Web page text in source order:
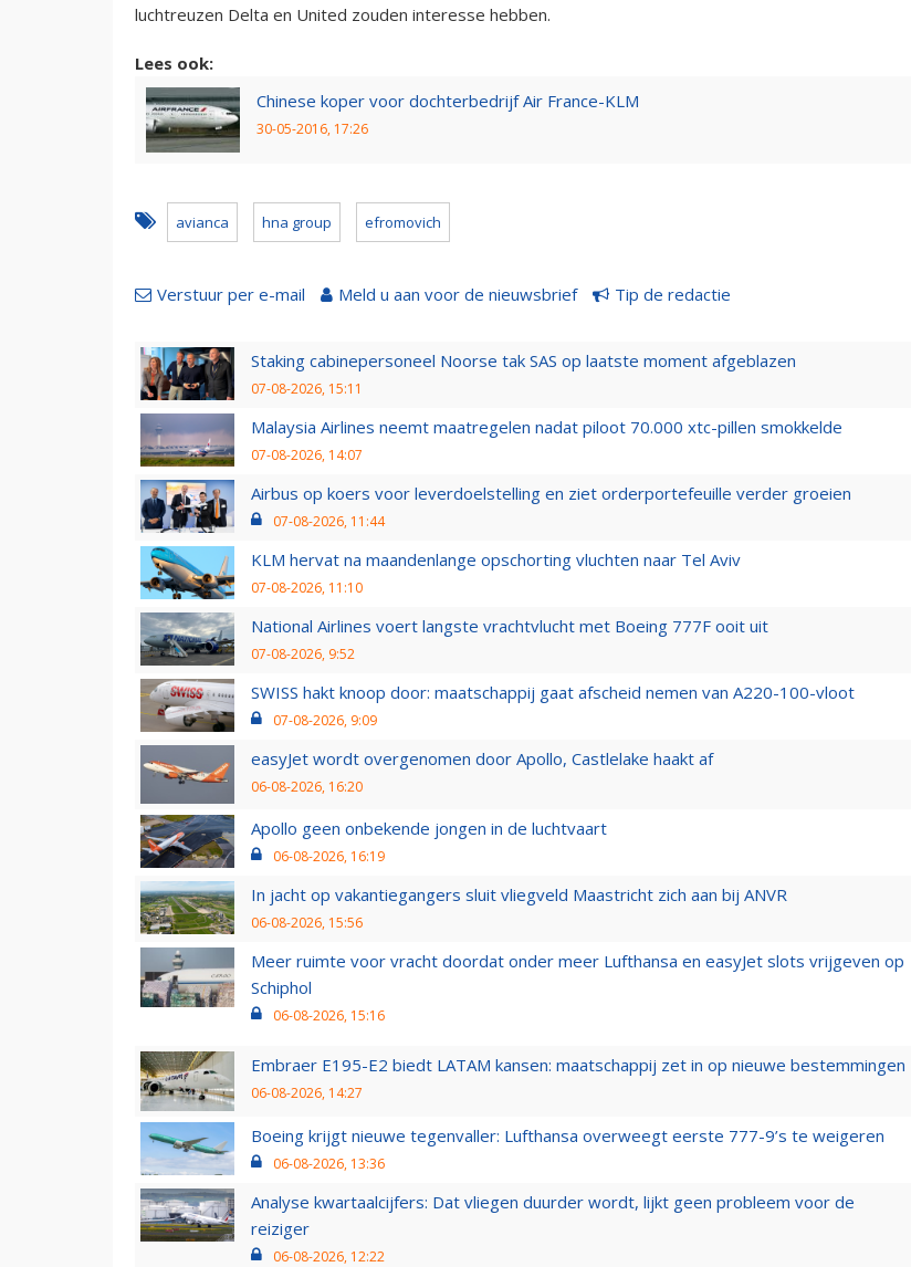
luchtreuzen Delta en United zouden interesse hebben.
Lees ook:
Chinese koper voor dochterbedrijf Air France-KLM
30-05-2016, 17:26
avianca hna group efromovich
Verstuur per e-mail Meld u aan voor de nieuwsbrief Tip de redactie
Staking cabinepersoneel Noorse tak SAS op laatste moment afgeblazen
07-08-2026, 15:11
Malaysia Airlines neemt maatregelen nadat piloot 70.000 xtc-pillen smokkelde
07-08-2026, 14:07
Airbus op koers voor leverdoelstelling en ziet orderportefeuille verder groeien
07-08-2026, 11:44
KLM hervat na maandenlange opschorting vluchten naar Tel Aviv
07-08-2026, 11:10
National Airlines voert langste vrachtvlucht met Boeing 777F ooit uit
07-08-2026, 9:52
SWISS hakt knoop door: maatschappij gaat afscheid nemen van A220-100-vloot
07-08-2026, 9:09
easyJet wordt overgenomen door Apollo, Castlelake haakt af
06-08-2026, 16:20
Apollo geen onbekende jongen in de luchtvaart
06-08-2026, 16:19
In jacht op vakantiegangers sluit vliegveld Maastricht zich aan bij ANVR
06-08-2026, 15:56
Meer ruimte voor vracht doordat onder meer Lufthansa en easyJet slots vrijgeven op
Schiphol
06-08-2026, 15:16
Embraer E195-E2 biedt LATAM kansen: maatschappij zet in op nieuwe bestemmingen
06-08-2026, 14:27
Boeing krijgt nieuwe tegenvaller: Lufthansa overweegt eerste 777-9’s te weigeren
06-08-2026, 13:36
Analyse kwartaalcijfers: Dat vliegen duurder wordt, lijkt geen probleem voor de
reiziger
06-08-2026, 12:22